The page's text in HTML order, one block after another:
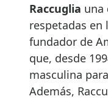
Raccuglia una
respetadas en
fundador de
que, desde
masculina
Además,